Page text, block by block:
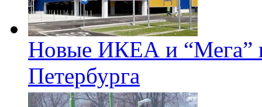
Новые ИКЕА и “Мега”
Петербурга